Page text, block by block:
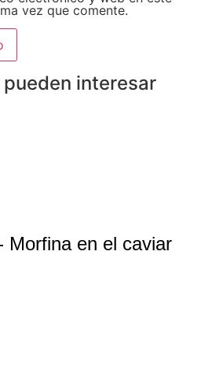
vez que comente.
interesar
Morfina en el caviar